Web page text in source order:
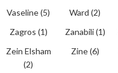
Vaseline(5) Ward(2)
Zagros (1) Zanabili(1)
Zein Elsham
(2)
Zine(6)